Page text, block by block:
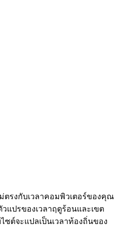
ตรงกับเวลาคอมพิวเตอร์ของคุณ
แปรของเวลาฤดูร้อนและเขต
ไซต์จะแปลเป็นเวลาท้องถิ่นของ